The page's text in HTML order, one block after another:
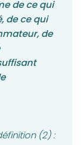
de ce qui
de ce qui
de
(2) :